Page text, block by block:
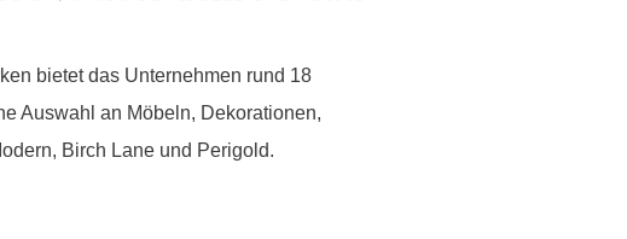
bietet das Unternehmen rund 18
Auswahl an Möbeln, Dekorationen,
Birch Lane und Perigold.